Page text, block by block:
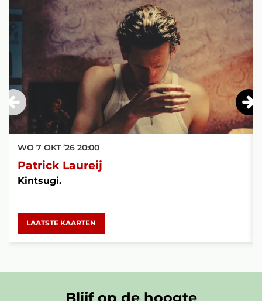
Patrick Laureij
Kintsugi.
WO 7 OKT ’26 20:00
LAATSTE KAARTEN
Blijf op de hoogte